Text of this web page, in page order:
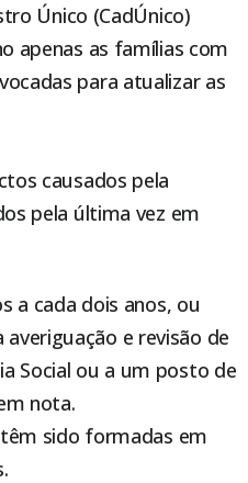
Único (CadÚnico)
apenas as famílias com
para atualizar as
causados pela
pela última vez em
a cada dois anos, ou
e revisão de
Social ou a um posto de
nota.
sido formadas em